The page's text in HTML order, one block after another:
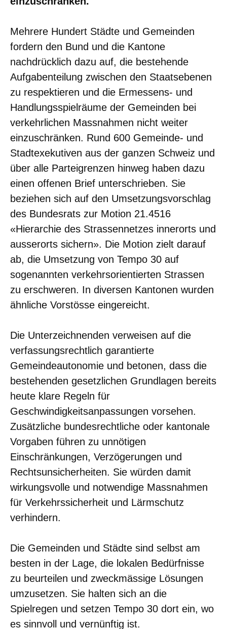
Mehrere Hundert Städte und Gemeinden
fordern den Bund und die Kantone
nachdrücklich dazu auf, die bestehende
Aufgabenteilung zwischen den Staatsebenen
zu respektieren und die Ermessens- und
Handlungsspielräume der Gemeinden bei
verkehrlichen Massnahmen nicht weiter
einzuschränken. Rund 600 Gemeinde- und
Stadtexekutiven aus der ganzen Schweiz und
über alle Parteigrenzen hinweg haben dazu
einen offenen Brief unterschrieben. Sie
beziehen sich auf den Umsetzungsvorschlag
des Bundesrats zur Motion 21.4516
«Hierarchie des Strassennetzes innerorts und
ausserorts sichern». Die Motion zielt darauf
ab, die Umsetzung von Tempo 30 auf
sogenannten verkehrsorientierten Strassen
zu erschweren. In diversen Kantonen wurden
ähnliche Vorstösse eingereicht.
Die Unterzeichnenden verweisen auf die
verfassungsrechtlich garantierte
Gemeindeautonomie und betonen, dass die
bestehenden gesetzlichen Grundlagen bereits
heute klare Regeln für
Geschwindigkeitsanpassungen vorsehen.
Zusätzliche bundesrechtliche oder kantonale
Vorgaben führen zu unnötigen
Einschränkungen, Verzögerungen und
Rechtsunsicherheiten. Sie würden damit
wirkungsvolle und notwendige Massnahmen
für Verkehrssicherheit und Lärmschutz
verhindern.
Die Gemeinden und Städte sind selbst am
besten in der Lage, die lokalen Bedürfnisse
zu beurteilen und zweckmässige Lösungen
umzusetzen. Sie halten sich an die
Spielregen und setzen Tempo 30 dort ein, wo
es sinnvoll und vernünftig ist.